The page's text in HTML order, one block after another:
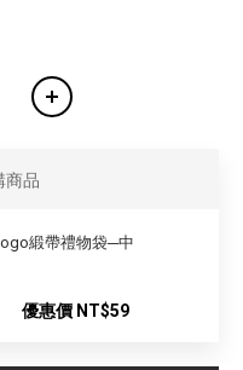
商品
緞帶禮物袋─中
優惠價 NT$59